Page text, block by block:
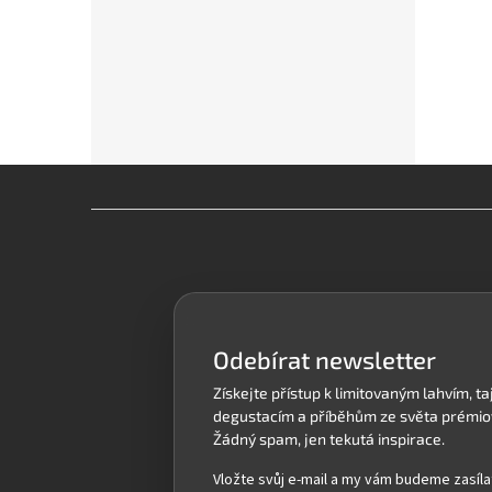
Odebírat newsletter
Vložte svůj e-mail a my vám budeme